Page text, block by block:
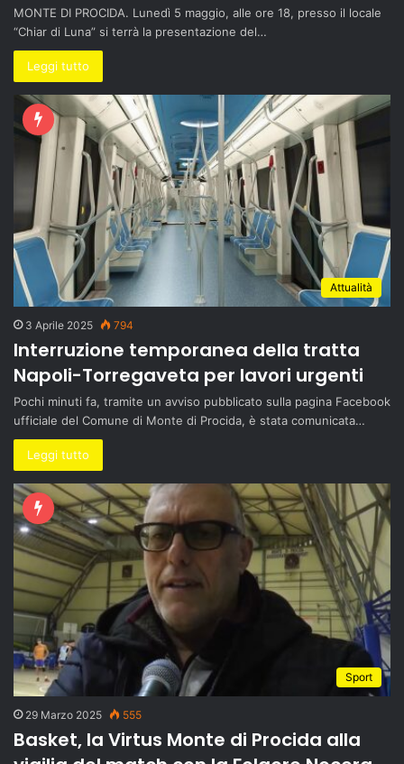
MONTE DI PROCIDA. Lunedì 5 maggio, alle ore 18, presso il locale
“Chiar di Luna” si terrà la presentazione del…
Leggi tutto
Attualità
3 Aprile 2025 794
Interruzione temporanea della tratta
Napoli-Torregaveta per lavori urgenti
Pochi minuti fa, tramite un avviso pubblicato sulla pagina Facebook
ufficiale del Comune di Monte di Procida, è stata comunicata…
Leggi tutto
Sport
29 Marzo 2025 555
Basket, la Virtus Monte di Procida alla